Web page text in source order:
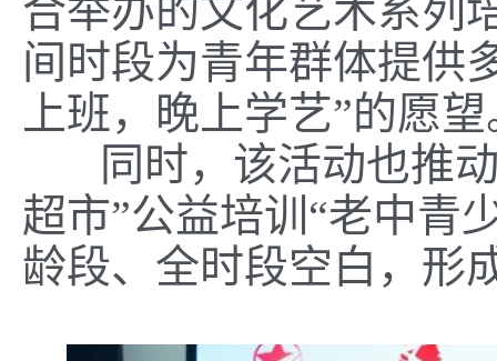
合举办的文化艺术系列
间时段为青年群体提供
上班，晚上学艺”的愿望
同时，该活动也推动
超市”公益培训“老中青
龄段、全时段空白，形